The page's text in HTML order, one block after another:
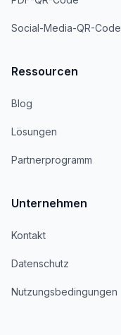
Social-Media-QR-Code
Ressourcen
Blog
Lösungen
Partnerprogramm
Unternehmen
Kontakt
Datenschutz
Nutzungsbedingungen